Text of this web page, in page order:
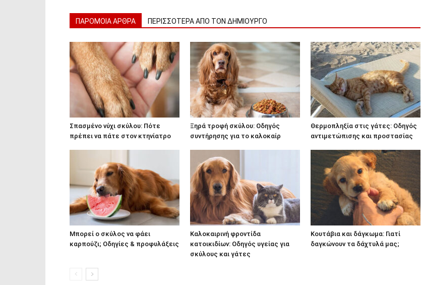
ΠΑΡΟΜΟΙΑ ΑΡΘΡΑ ΠΕΡΙΣΣΟΤΕΡΑ ΑΠΟ ΤΟΝ ΔΗΜΙΟΥΡΓΟ
Σπασμένο νύχι σκύλου: Πότε
πρέπει να πάτε στον κτηνίατρο
Ξηρά τροφή σκύλου: Οδηγός
συντήρησης για το καλοκαίρ
Θερμοπληξία στις γάτες: Οδηγός
αντιμετώπισης και προστασίας
Μπορεί ο σκύλος να φάει
καρπούζι; Οδηγίες & προφυλάξεις
Καλοκαιρινή φροντίδα
κατοικιδίων: Οδηγός υγείας για
σκύλους και γάτες
Κουτάβια και δάγκωμα: Γιατί
δαγκώνουν τα δάχτυλά μας;